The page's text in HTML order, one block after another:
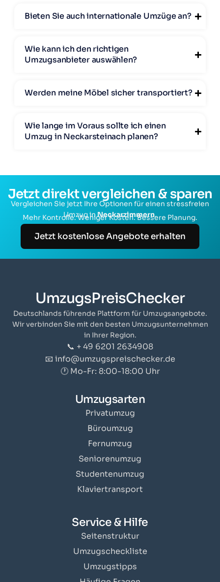
Bieten Sie auch internationale Umzüge an?
Wie kann ich den richtigen
Umzugsanbieter auswählen?
Werden meine Möbel sicher transportiert?
Wie lange im Voraus sollte ich einen
Umzug in Neckarsteinach planen?
Jetzt direkt vergleichen & sparen
Vergleichen Sie jetzt Ihre Optionen für einen stressfreien
Umzug inNeckarzimmern.
Mehr Kontrolle. Weniger Kosten. Bessere Planung.
Jetzt kostenlose Angebote erhalten
UmzugsPreisChecker
Deutschlands führende Plattform für Umzugsangebote.
Wir verbinden Sie mit den besten Umzugsunternehmen
in Ihrer Region.
📞 + 49 6201 2634908
📧 info@umzugspreischecker.de
🕐 Mo-Fr: 8:00-18:00 Uhr
Umzugsarten
Privatumzug
Büroumzug
Fernumzug
Seniorenumzug
Studentenumzug
Klaviertransport
Service & Hilfe
Seitenstruktur
Umzugscheckliste
Umzugstipps